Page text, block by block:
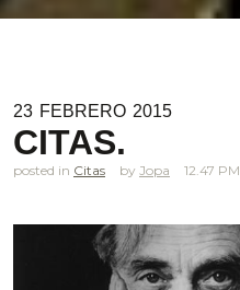
23 FEBRERO 2015
CITAS.
posted in Citas Jopa 12.47 PM